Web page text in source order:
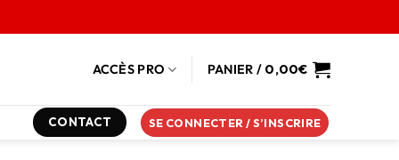
ACCÈS PRO PANIER / 0,00€
CONTACT SE CONNECTER / S’INSCRIRE